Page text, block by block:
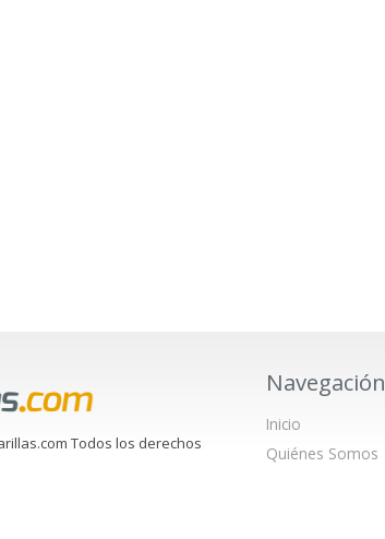
Todos los derechos
Navegación
Inicio
Quiénes Somos